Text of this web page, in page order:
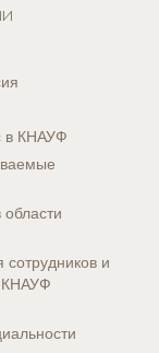
в КНАУФ
области
сотрудников и
КНАУФ